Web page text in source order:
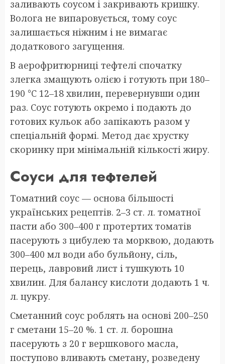
заливають соусом і закривають кришку.
Волога не випаровується, тому соус
залишається ніжним і не вимагає
додаткового загущення.
В аерофритюрниці тефтелі спочатку
злегка змащують олією і готують при 180–
190 °C 12–18 хвилин, перевернувши один
раз. Соус готують окремо і подають до
готових кульок або запікають разом у
спеціальній формі. Метод дає хрустку
скоринку при мінімальній кількості жиру.
Соуси для тефтелей
Томатний соус — основа більшості
українських рецептів. 2–3 ст. л. томатної
пасти або 300–400 г протертих томатів
пасерують з цибулею та морквою, додають
300–400 мл води або бульйону, сіль,
перець, лавровий лист і тушкують 10
хвилин. Для балансу кислоти додають 1 ч.
л. цукру.
Сметанний соус роблять на основі 200–250
г сметани 15–20 %. 1 ст. л. борошна
пасерують з 20 г вершкового масла,
поступово вливають сметану, розведену